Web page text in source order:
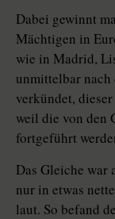
Dabei gewinnt
Mächtigen in
wie in Madrid,
unmittelbar nach
verkündet,
weil die von den
fortgeführt
Das Gleiche war
nur in etwas
laut. So befand